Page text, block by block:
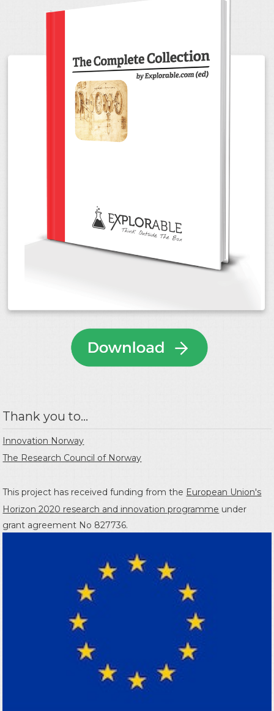
Thank you to...
Innovation Norway
The Research Council of Norway
This project has received funding from the European Union's
Horizon 2020 research and innovation programme under
grant agreement No 827736.